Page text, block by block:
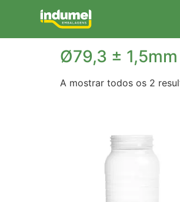
/ Diâmetro do
Ø79,3 ± 1,5mm
A mostrar todos os 2